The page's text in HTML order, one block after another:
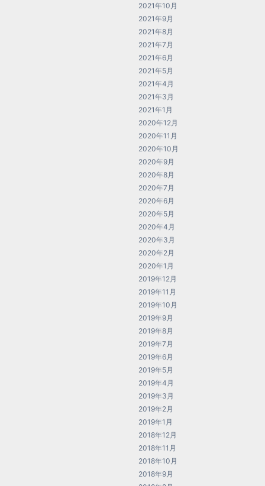
2021年10月
2021年9月
2021年8月
2021年7月
2021年6月
2021年5月
2021年4月
2021年3月
2021年1月
2020年12月
2020年11月
2020年10月
2020年9月
2020年8月
2020年7月
2020年6月
2020年5月
2020年4月
2020年3月
2020年2月
2020年1月
2019年12月
2019年11月
2019年10月
2019年9月
2019年8月
2019年7月
2019年6月
2019年5月
2019年4月
2019年3月
2019年2月
2019年1月
2018年12月
2018年11月
2018年10月
2018年9月